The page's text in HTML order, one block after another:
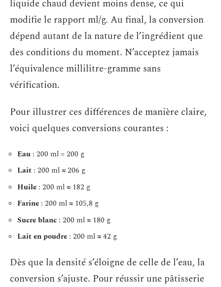
liquide chaud devient moins dense, ce qui
modifie le rapport ml/g. Au final, la conversion
dépend autant de la nature de l’ingrédient que
des conditions du moment. N’acceptez jamais
l’équivalence millilitre-gramme sans
vérification.
Pour illustrer ces différences de manière claire,
voici quelques conversions courantes :
Eau : 200 ml = 200 g
Lait : 200 ml ≈ 206 g
Huile : 200 ml ≈ 182 g
Farine : 200 ml ≈ 105,8 g
Sucre blanc : 200 ml ≈ 180 g
Lait en poudre : 200 ml ≈ 42 g
Dès que la densité s’éloigne de celle de l’eau, la
conversion s’ajuste. Pour réussir une pâtisserie